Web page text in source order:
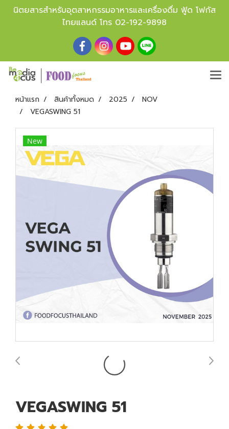
นิตยสารสำหรับอุตสาหกรรมอาหารและเครื่องดื่ม ฟู้ด โฟกัส
ไทยแลนด์ โทร 02-192-9898
หน้าแรก สินค้าทั้งหมด 2025
NOV
VEGASWING 51
New
VEGASWING 51